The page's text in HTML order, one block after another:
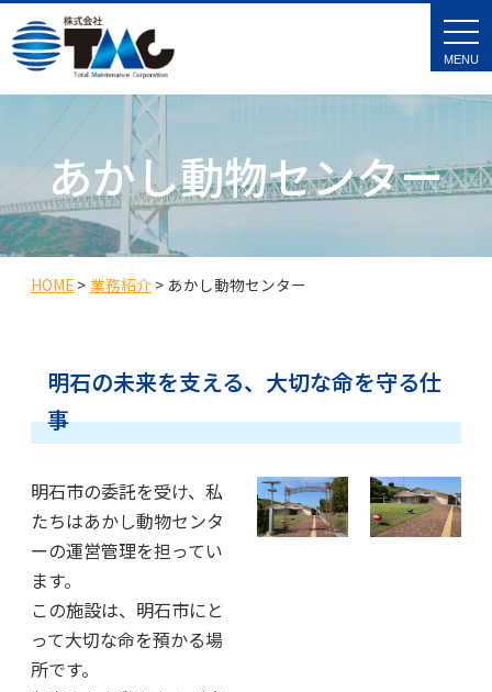
t
o
g
g
l
i
g
o
あかし動物センター
HOME > 業務紹介 > あかし動物センター
明石の未来を支える、大切な命を守る仕
事
明石市の委託を受け、私
たちはあかし動物センタ
ーの運営管理を担ってい
ます。
この施設は、明石市にと
って大切な命を預かる場
所です。